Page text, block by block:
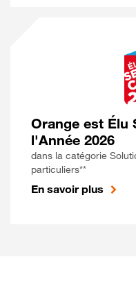
Orange est Élu
l'Année 2026
dans la catégorie
particuliers**
En savoir plus